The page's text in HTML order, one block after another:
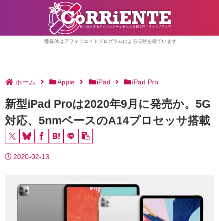
弊媒体はアフィリエイトプログラムによる収益を得ています
ホーム Apple iPad iPad Pro
新型iPad Proは2020年9月に発売か。5G
対応、5nmベースのA14プロセッサ搭載
2020-02-13